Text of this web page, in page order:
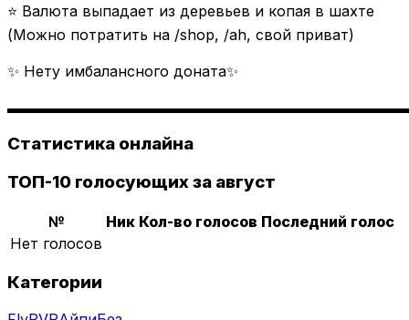
⭐ Валюта выпадает из деревьев и копая в шахте
(Можно потратить на /shop, /ah, свой приват)
✨ Нету имбалансного доната✨
Статистика онлайна
ТОП-10 голосующих за август
№ Ник Кол-во голосов Последний голос
Нет голосов
Категории